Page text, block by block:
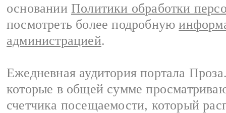
основании Политики обработки
посмотреть более подробную
администрацией.
Ежедневная аудитория портала
которые в общей сумме
счетчика посещаемости, который